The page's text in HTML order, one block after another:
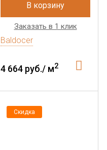
В корзину
Заказать в 1 клик
Baldocer
4 664 руб./ м2
Скидка